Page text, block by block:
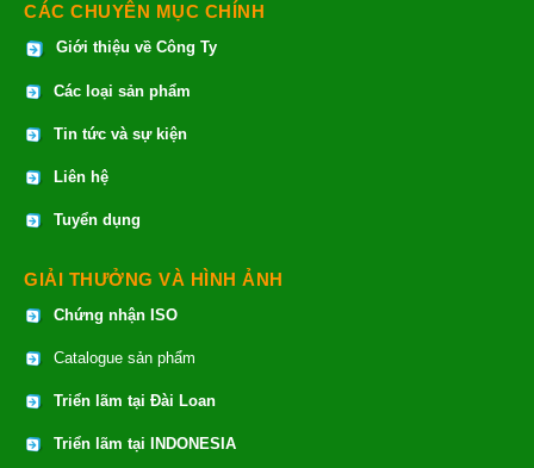
CÁC CHUYÊN MỤC CHÍNH
Giới thiệu về Công Ty
Các loại sản phẩm
Tin tức và sự kiện
Liên hệ
Tuyển dụng
GIẢI THƯỞNG VÀ HÌNH ẢNH
Chứng nhận ISO
Catalogue sản phẩm
Triển lãm tại Đài Loan
Triển lãm tại INDONESIA